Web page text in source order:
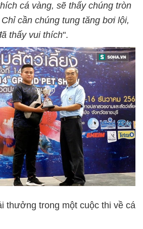
cá vàng, sẽ thấy chúng tròn
cần chúng tung tăng bơi lội,
thấy vui thích".
thưởng trong một cuộc thi về cá